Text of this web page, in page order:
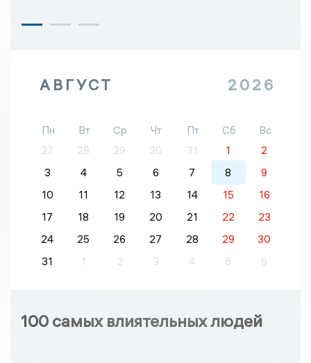
АВГУСТ 2026
Пн Вт Ср Чт Пт Сб
Вс
27
28 29 30 31 1
2
3
4 5 6 7 8
9
10
11 12 13 14 15
16
17
18 19 20 21 22
23
24
25 26 27 28 29
30
31
1 2 3 4 5 6
100 самых влиятельных людей